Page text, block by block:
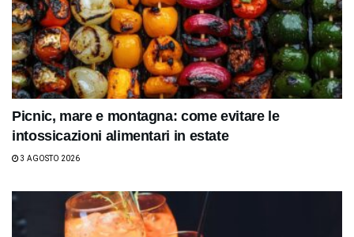
Picnic, mare e montagna: come evitare le
intossicazioni alimentari in estate
3 AGOSTO 2026